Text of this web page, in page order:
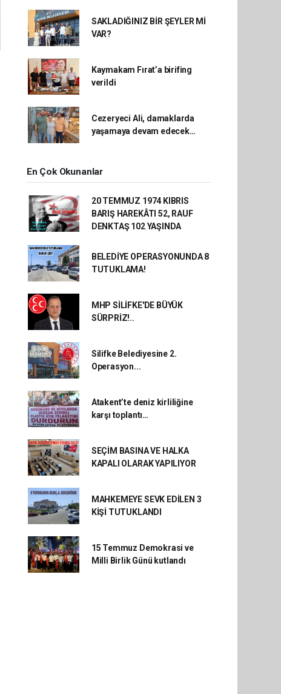
SAKLADIĞINIZ BİR ŞEYLER Mİ
VAR?
Kaymakam Fırat’a birifing
verildi
Cezeryeci Ali, damaklarda
yaşamaya devam edecek…
En Çok Okunanlar
20 TEMMUZ 1974 KIBRIS
BARIŞ HAREKÂTI 52, RAUF
DENKTAŞ 102 YAŞINDA
BELEDİYE OPERASYONUNDA 8
TUTUKLAMA!
MHP SİLİFKE'DE BÜYÜK
SÜRPRİZ!..
Silifke Belediyesine 2.
Operasyon...
Atakent’te deniz kirliliğine
karşı toplantı…
SEÇİM BASINA VE HALKA
KAPALI OLARAK YAPILIYOR
MAHKEMEYE SEVK EDİLEN 3
KİŞİ TUTUKLANDI
15 Temmuz Demokrasi ve
Milli Birlik Günü kutlandı